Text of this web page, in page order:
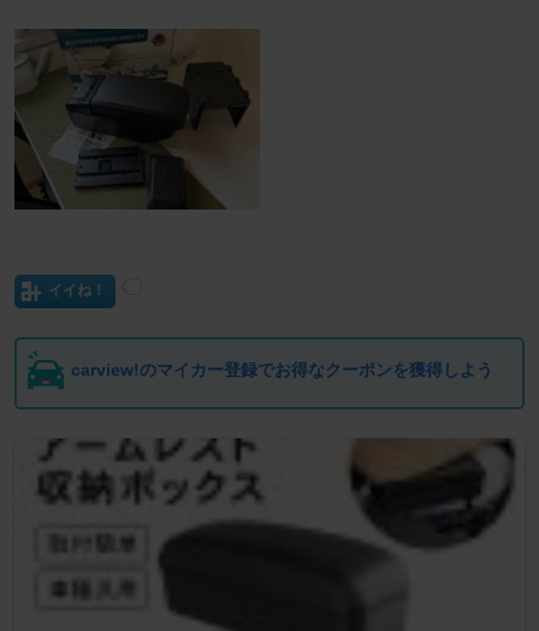
イイね！
carview!のマイカー登録でお得なクーポンを獲得しよう